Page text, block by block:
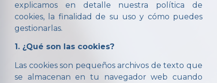
explicamos en detalle nuestra política de
cookies, la finalidad de su uso y cómo puedes
gestionarlas.
1. ¿Qué son las cookies?
Las cookies son pequeños archivos de texto que
se almacenan en tu navegador web cuando